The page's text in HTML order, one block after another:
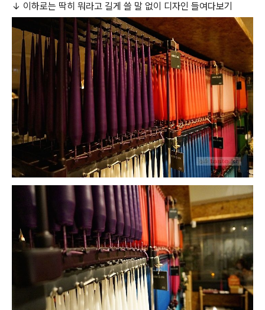
↓ 이하로는 딱히 뭐라고 길게 쓸 말 없이 디자인 들여다보기